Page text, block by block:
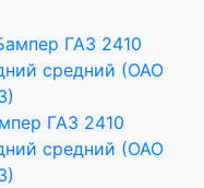
ГАЗ 2410
средний (ОАО